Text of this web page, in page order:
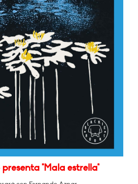
"Mala estrella"